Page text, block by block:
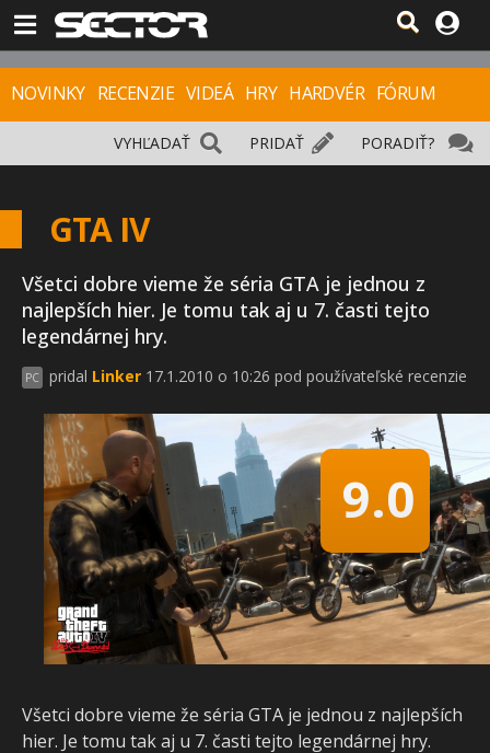
NOVINKY RECENZIE VIDEÁ HRY HARDVÉR FÓRUM
PORADIŤ?
PRIDAŤ
VYHĽADAŤ
GTA IV
Všetci dobre vieme že séria GTA je jednou z
najlepších hier. Je tomu tak aj u 7. časti tejto
legendárnej hry.
PC pridal Linker 17.1.2010 o 10:26 pod používateľské recenzie
9.0
Všetci dobre vieme že séria GTA je jednou z najlepších
hier. Je tomu tak aj u 7. časti tejto legendárnej hry.